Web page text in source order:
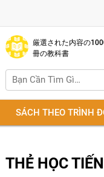
厳選された内容の
冊の教科書
SÁCH THEO TRÌNH
THẺ HỌC